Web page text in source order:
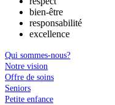
bien-être
responsabilité
excellence
Qui sommes-nous?
Notre vision
Offre de soins
Seniors
Petite enfance